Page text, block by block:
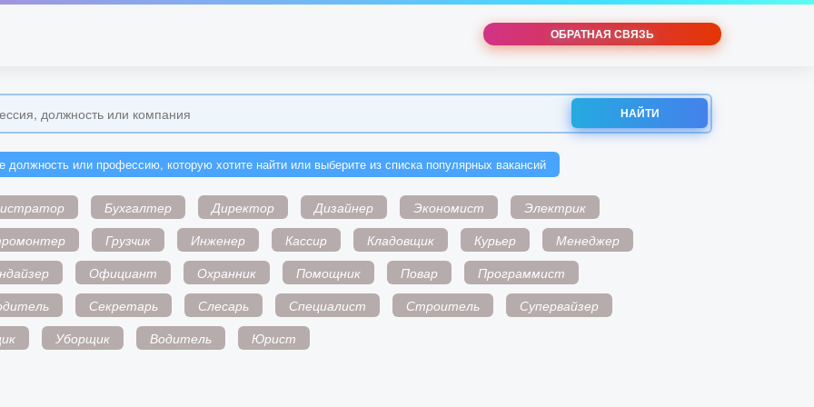
ОБРАТНАЯ СВЯЗЬ
НАЙТИ
должность или профессию, которую хотите найти или выберите из списка популярных вакансий
Бухгалтер Директор Дизайнер Экономист
Электрик
Грузчик Инженер Кассир Кладовщик Курьер
Менеджер
Официант Охранник Помощник Повар
Программист
Секретарь Слесарь Специалист Строитель
Супервайзер
Уборщик Водитель Юрист